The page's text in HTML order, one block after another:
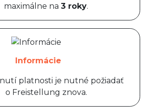
maximálne na 3 roky.
Informácie
platnosti je nutné požiadať
o Freistellung znova.